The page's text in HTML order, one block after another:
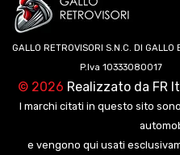
GALLO RETROVISORI S.N.C. DI GALLO
P.Iva 10333080017
© 2026 Realizzato da FR
I marchi citati in questo sito
e vengono qui usati